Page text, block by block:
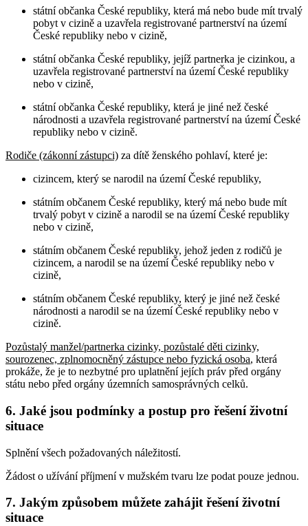
státní občanka České republiky, která má nebo bude mít trvalý
pobyt v cizině a uzavřela registrované partnerství na území
České republiky nebo v cizině,
státní občanka České republiky, jejíž partnerka je cizinkou, a
uzavřela registrované partnerství na území České republiky
nebo v cizině,
státní občanka České republiky, která je jiné než české
národnosti a uzavřela registrované partnerství na území České
republiky nebo v cizině.
Rodiče (zákonní zástupci) za dítě ženského pohlaví, které je:
cizincem, který se narodil na území České republiky,
státním občanem České republiky, který má nebo bude mít
trvalý pobyt v cizině a narodil se na území České republiky
nebo v cizině,
státním občanem České republiky, jehož jeden z rodičů je
cizincem, a narodil se na území České republiky nebo v
cizině,
státním občanem České republiky, který je jiné než české
národnosti a narodil se na území České republiky nebo v
cizině.
Pozůstalý manžel/partnerka cizinky, pozůstalé děti cizinky,
sourozenec, zplnomocněný zástupce nebo fyzická osoba, která
prokáže, že je to nezbytné pro uplatnění jejích práv před orgány
státu nebo před orgány územních samosprávných celků.
6. Jaké jsou podmínky a postup pro řešení životní
situace
Splnění všech požadovaných náležitostí.
Žádost o užívání příjmení v mužském tvaru lze podat pouze jednou.
7. Jakým způsobem můžete zahájit řešení životní
situace